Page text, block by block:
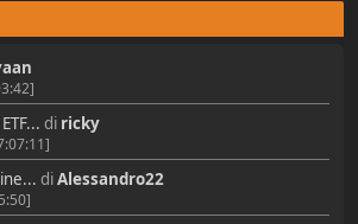
di ricky
diAlessandro22